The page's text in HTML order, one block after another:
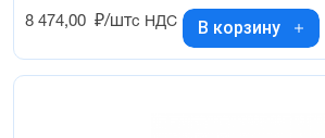
8 474,00 ₽/штс НДС В корзину